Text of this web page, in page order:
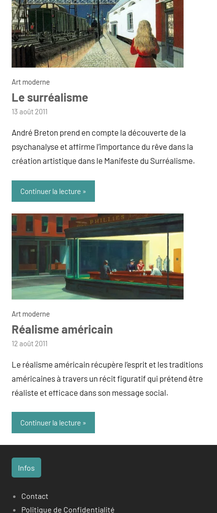
Art moderne
Le surréalisme
par
13 août 2011
André Breton prend en compte la découverte de la
psychanalyse et affirme l’importance du rêve dans la
création artistique dans le Manifeste du Surréalisme.
Continuer la lecture
Art moderne
Réalisme américain
par
12 août 2011
Le réalisme américain récupère l’esprit et les traditions
américaines à travers un récit figuratif qui prétend être
réaliste et efficace dans son message social.
Continuer la lecture
Infos
Contact
Politique de Confidentialité